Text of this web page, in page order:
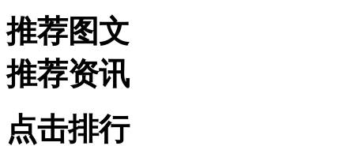
推荐图文
推荐资讯
点击排行